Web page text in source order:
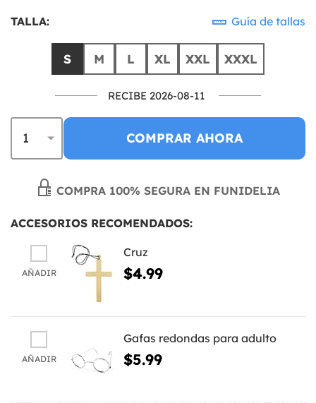
TALLA: Guía de tallas
S M L XL XXL XXXL
RECIBE 2026-08-11
COMPRAR AHORA
COMPRA 100% SEGURA EN FUNIDELIA
ACCESORIOS RECOMENDADOS:
AÑADIR
Cruz
$4.99
AÑADIR
Gafas redondas para adulto
$5.99